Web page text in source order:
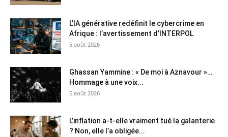
L’IA générative redéfinit le cybercrime en
Afrique : l’avertissement d’INTERPOL
5 août 2026
Ghassan Yammine : « De moi à Aznavour »…
Hommage à une voix...
5 août 2026
L’inflation a-t-elle vraiment tué la galanterie
? Non, elle l’a obligée...